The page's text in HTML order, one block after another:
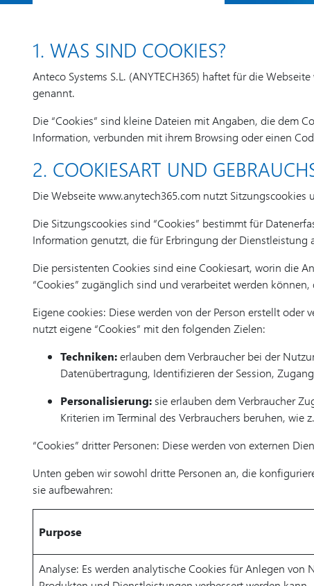
1. WAS SIND COOKIES?
Anteco Systems S.L. (ANYTECH365) haftet für die
genannt.
Die “Cookies” sind kleine Dateien mit Angaben, die dem
Information, verbunden mit ihrem Browsing oder einen
2. COOKIESART UND
Die Webseite www.anytech365.com nutzt Sitzungscookies
Die Sitzungscookies sind “Cookies” bestimmt für
Information genutzt, die für Erbringung der Dienstleistung
Die persistenten Cookies sind eine Cookiesart, worin die
“Cookies” zugänglich sind und verarbeitet werden
Eigene cookies: Diese werden von der Person erstellt oder
nutzt eigene “Cookies” mit den folgenden Zielen:
Techniken:erlauben dem Verbraucher bei der
Datenübertragung, Identifizieren der Session,
Personalisierung:sie erlauben dem Verbraucher
Kriterien im Terminal des Verbrauchers beruhen, wie
“Cookies” dritter Personen: Diese werden von externen
Unten geben wir sowohl dritte Personen an, die
sie aufbewahren:
Purpose
Analyse: Es werden analytische Cookies für Anlegen